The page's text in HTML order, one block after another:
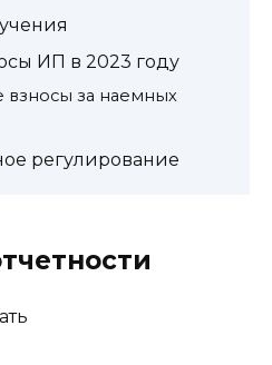
ИП в 2023 году
взносы за наемных
регулирование